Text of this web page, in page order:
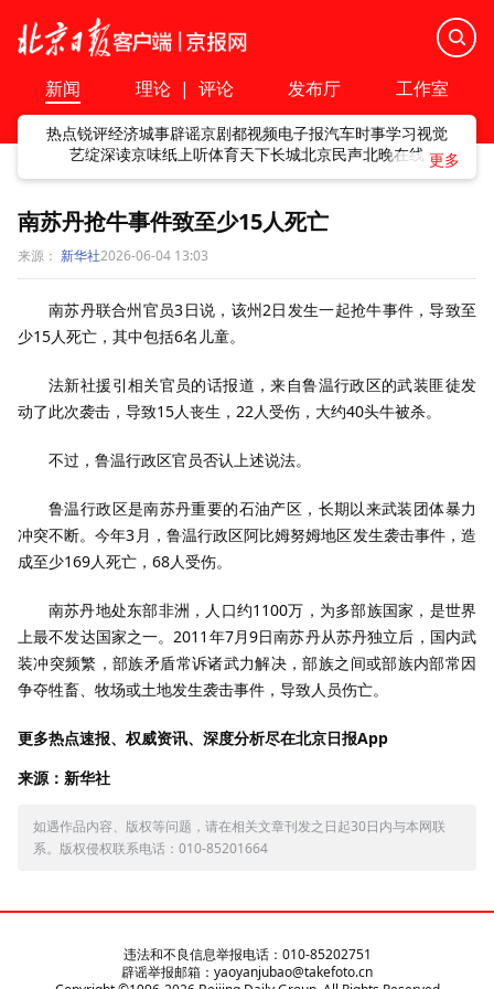
新闻 理论 | 评论 发布厅 工作室
热点锐评经济城事辟谣京剧都视频电子报汽车时事学习视觉
艺绽深读京味纸上听体育天下长城北京民声北晚在线
南苏丹抢牛事件致至少15人死亡
来源： 新华社2026-06-04 13:03
南苏丹联合州官员3日说，该州2日发生一起抢牛事件，导致至
少15人死亡，其中包括6名儿童。
法新社援引相关官员的话报道，来自鲁温行政区的武装匪徒发
动了此次袭击，导致15人丧生，22人受伤，大约40头牛被杀。
不过，鲁温行政区官员否认上述说法。
鲁温行政区是南苏丹重要的石油产区，长期以来武装团体暴力
冲突不断。今年3月，鲁温行政区阿比姆努姆地区发生袭击事件，造
成至少169人死亡，68人受伤。
南苏丹地处东部非洲，人口约1100万，为多部族国家，是世界
上最不发达国家之一。2011年7月9日南苏丹从苏丹独立后，国内武
装冲突频繁，部族矛盾常诉诸武力解决，部族之间或部族内部常因
争夺牲畜、牧场或土地发生袭击事件，导致人员伤亡。
更多热点速报、权威资讯、深度分析尽在北京日报App
来源：新华社
如遇作品内容、版权等问题，请在相关文章刊发之日起30日内与本网联
系。版权侵权联系电话：010-85201664
违法和不良信息举报电话：010-85202751
辟谣举报邮箱：yaoyanjubao@takefoto.cn